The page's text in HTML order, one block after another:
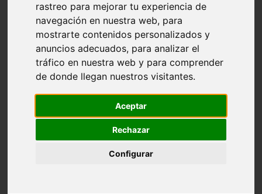
rastreo para mejorar tu experiencia de
navegación en nuestra web, para
mostrarte contenidos personalizados y
anuncios adecuados, para analizar el
tráfico en nuestra web y para comprender
de donde llegan nuestros visitantes.
Aceptar
Rechazar
Configurar
Asturias - gijón
Girona - figueres
Alicante - santa-pola
Almería - roquetas-de-mar
Girona - tossa-de-mar
Barcelona - sant-cugat-del-vallès
Alicante - l39alfàs-del-pi
Barcelona - vilanova-i-la-geltrú
Castellón - peñíscola
Illes-balears - sant-josep-de-sa-talaia